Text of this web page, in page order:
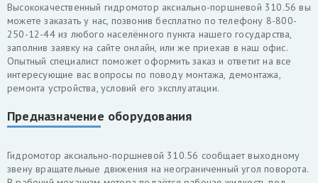
Высококачественный гидромотор аксиально-поршневой 310.56 вы
можете заказать у нас, позвонив бесплатно по телефону 8-800-
250-12-44 из любого населённого пункта нашего государства,
заполнив заявку на сайте онлайн, или же приехав в наш офис.
Опытный специалист поможет оформить заказ и ответит на все
интересующие вас вопросы по поводу монтажа, демонтажа,
ремонта устройства, условий его эксплуатации.
Предназначение оборудования
Гидромотор аксиально-поршневой 310.56 сообщает выходному
звену вращательные движения на неограниченный угол поворота.